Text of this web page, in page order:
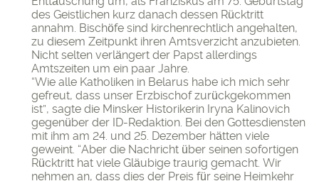
des Geistlichen kurz danach dessen Rücktritt
annahm. Bischöfe sind kirchenrechtlich angehalten,
zu diesem Zeitpunkt ihren Amtsverzicht anzubieten.
Nicht selten verlängert der Papst allerdings
Amtszeiten um ein paar Jahre.
“Wie alle Katholiken in Belarus habe ich mich sehr
gefreut, dass unser Erzbischof zurückgekommen
ist”, sagte die Minsker Historikerin Iryna Kalinovich
gegenüber der ID-Redaktion. Bei den Gottesdiensten
mit ihm am 24. und 25. Dezember hätten viele
geweint. “Aber die Nachricht über seinen sofortigen
Rücktritt hat viele Gläubige traurig gemacht. Wir
nehmen an, dass dies der Preis für seine Heimkehr